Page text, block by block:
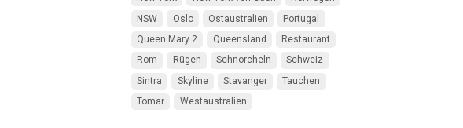
NSW
Oslo Ostaustralien
Portugal
Queen Mary 2
Queensland
Restaurant
Rom
Rügen Schnorcheln
Schweiz
Sintra
Skyline Stavanger
Tauchen
Tomar
Westaustralien